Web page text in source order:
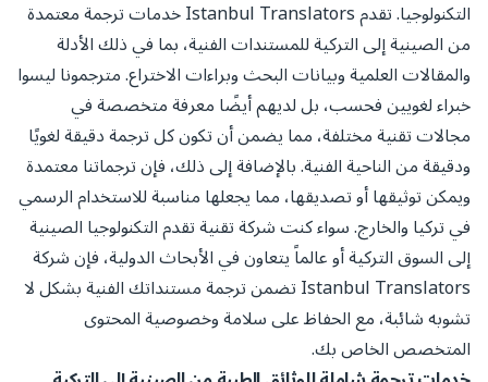
التكنولوجيا. تقدم Istanbul Translators خدمات ترجمة معتمدة
من الصينية إلى التركية للمستندات الفنية، بما في ذلك الأدلة
والمقالات العلمية وبيانات البحث وبراءات الاختراع. مترجمونا ليسوا
خبراء لغويين فحسب، بل لديهم أيضًا معرفة متخصصة في
مجالات تقنية مختلفة، مما يضمن أن تكون كل ترجمة دقيقة لغويًا
ودقيقة من الناحية الفنية. بالإضافة إلى ذلك، فإن ترجماتنا معتمدة
ويمكن توثيقها أو تصديقها، مما يجعلها مناسبة للاستخدام الرسمي
في تركيا والخارج. سواء كنت شركة تقنية تقدم التكنولوجيا الصينية
إلى السوق التركية أو عالماً يتعاون في الأبحاث الدولية، فإن شركة
Istanbul Translators تضمن ترجمة مستنداتك الفنية بشكل لا
تشوبه شائبة، مع الحفاظ على سلامة وخصوصية المحتوى
المتخصص الخاص بك.